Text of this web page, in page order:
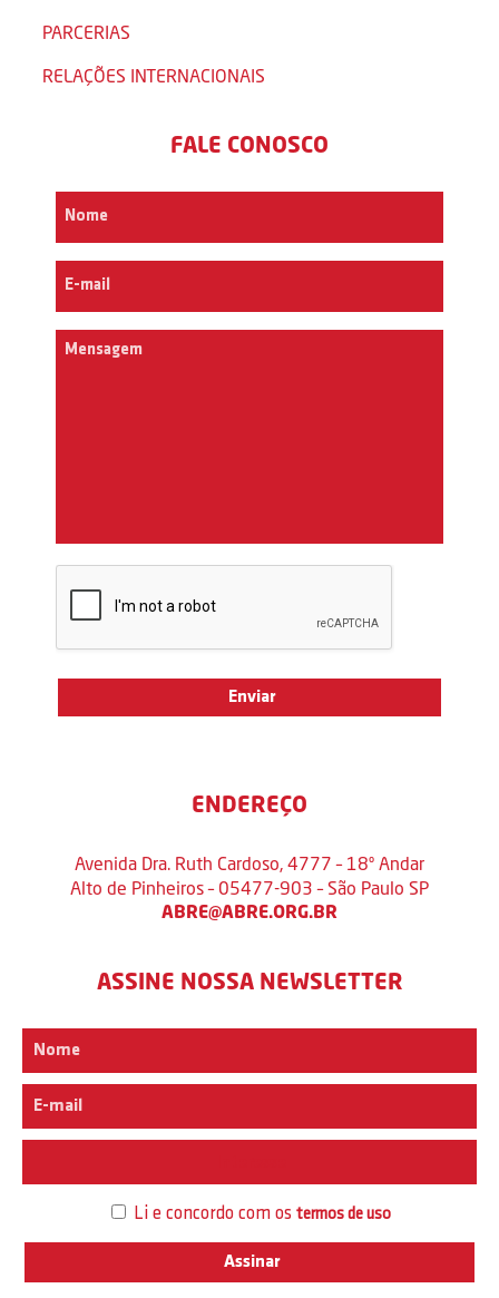
PARCERIAS
RELAÇÕES INTERNACIONAIS
FALE CONOSCO
ENDEREÇO
Avenida Dra. Ruth Cardoso, 4777 – 18º Andar
Alto de Pinheiros – 05477-903 – São Paulo SP
ABRE@ABRE.ORG.BR
ASSINE NOSSA NEWSLETTER
Li e concordo com os termos de uso